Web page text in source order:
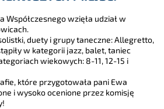
Współczesnego wzięła udział w
duety i grupy taneczne: Allegretto,
w kategorii jazz, balet, taniec
wiekowych: 8-11, 12-15 i
które przygotowała pani Ewa
i wysoko ocenione przez komisję